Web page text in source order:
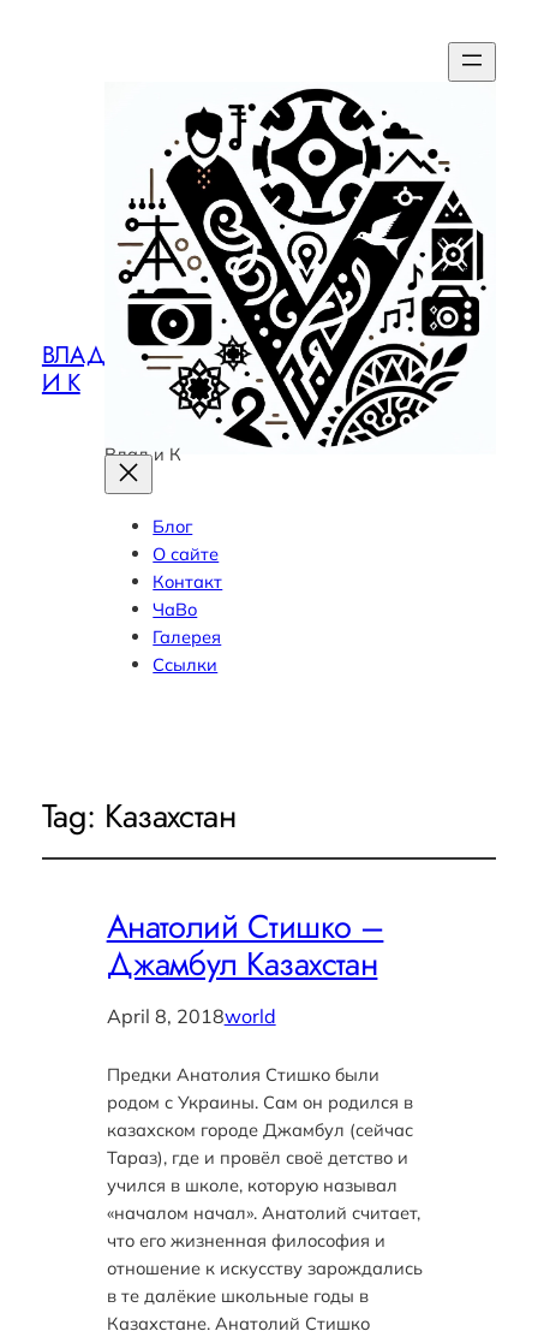
ВЛАД
И К
Влад и К
Блог
О сайте
Контакт
ЧаВо
Галерея
Ссылки
Tag: Казахстан
Анатолий Стишко –
Джамбул Казахстан
April 8, 2018world
Предки Анатолия Стишко были
родом с Украины. Сам он родился в
казахском городе Джамбул (сейчас
Тараз), где и провёл своё детство и
учился в школе, которую называл
«началом начал». Анатолий считает,
что его жизненная философия и
отношение к искусству зарождались
в те далёкие школьные годы в
Казахстане. Анатолий Стишко